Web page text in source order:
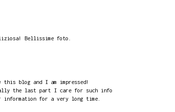
Bellissime foto.
blog and I am impressed!
the last part I care for such info
for a very long time.